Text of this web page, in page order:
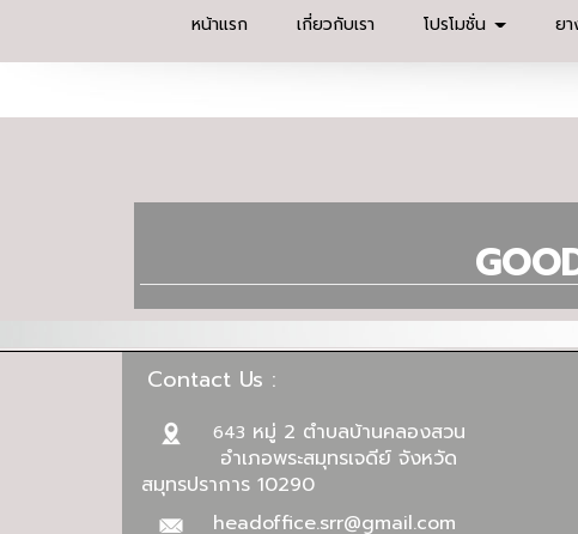
หน้าแรก เกี่ยวกับเรา โปรโมชั่น ย
Contact Us :
643 หมู่ 2 ตำบลบ้านคลองสวน
อำเภอพระสมุทรเจดีย์ จังหวัด
สมุทรปราการ 10290
headoffice.srr@gmail.com